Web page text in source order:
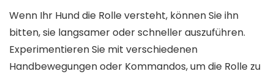
Wenn Ihr Hund die Rolle versteht, können Sie ihn
bitten, sie langsamer oder schneller auszuführen.
Experimentieren Sie mit verschiedenen
Handbewegungen oder Kommandos, um die Rolle zu